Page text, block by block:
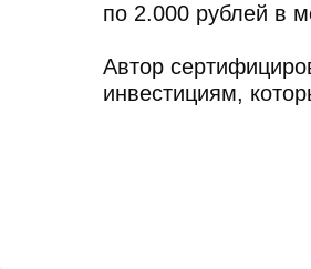
по 2.000 рублей в
Автор
инвестициям,